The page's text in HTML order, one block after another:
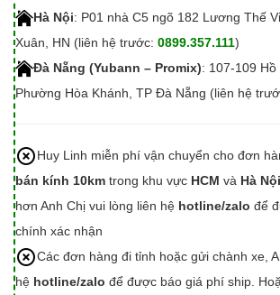
Hà Nội: P01 nhà C5 ngõ 182 Lương Thế
Xuân, HN (liên hệ trước: 0899.357.111)
Đà Nẵng (Yubann – Promix): 107-109 Hồ
Phường Hòa Khánh, TP Đà Nẵng (liên hệ
Huy Linh miễn phí vận chuyển cho đơn
bán kính 10km trong khu vực HCM và Hà Nội
hơn Anh Chị vui lòng liên hệ hotline/zalo để
chính xác nhận
Các đơn hàng đi tỉnh hoặc gửi chành xe,
hệ hotline/zalo để được báo giá phí ship.